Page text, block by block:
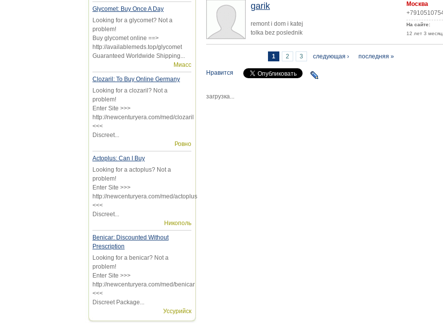
Glycomet: Buy Once A Day
Looking for a glycomet? Not a
problem!
Buy glycomet online ==>
http://availablemeds.top/glycomet
Guaranteed Worldwide Shipping...
Миасс
Clozaril: To Buy Online Germany
Looking for a clozaril? Not a
problem!
Enter Site >>>
http://newcenturyera.com/med/clozaril
<<<
Discreet...
Ровно
Actoplus: Can I Buy
Looking for a actoplus? Not a
problem!
Enter Site >>>
http://newcenturyera.com/med/actoplus
<<<
Discreet...
Никополь
Benicar: Discounted Without
Prescription
Looking for a benicar? Not a
problem!
Enter Site >>>
http://newcenturyera.com/med/benicar
<<<
Discreet Package...
Уссурийск
Москва
На сайте:
12 лет 3
garik
remont i dom i katej
tolka bez poslednik
1 2 3 следующая › последняя »
Нравится
загрузка...